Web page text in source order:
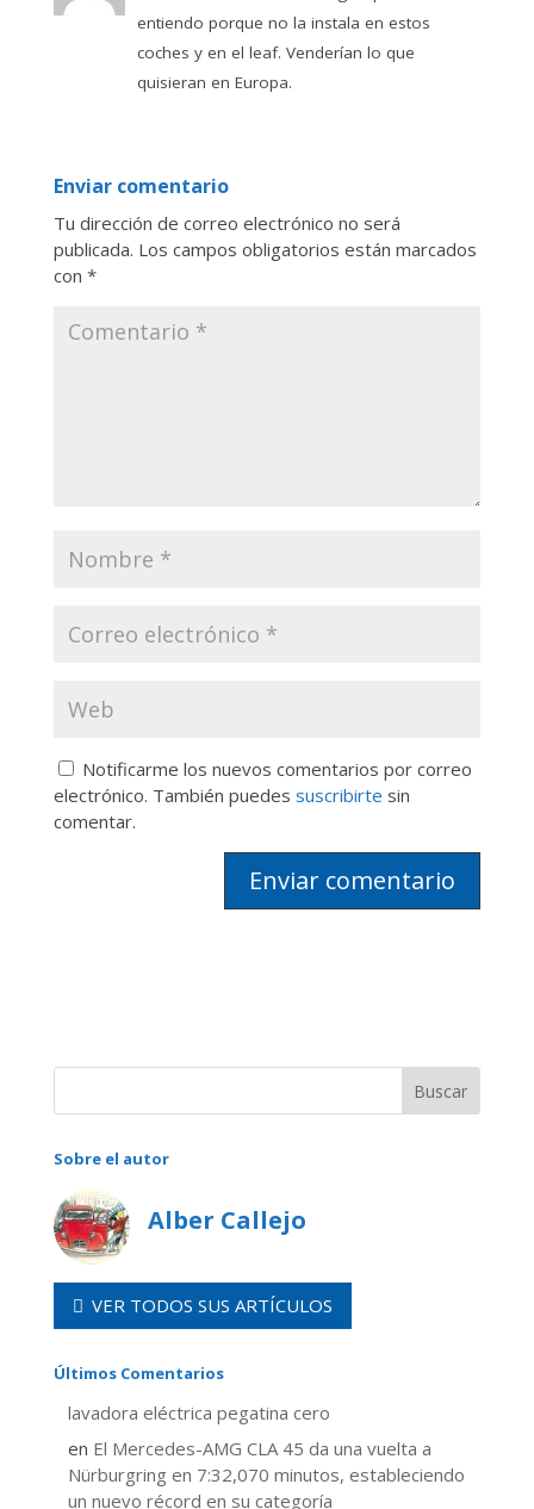
entiendo porque no la instala en estos
coches y en el leaf. Venderían lo que
quisieran en Europa.
Enviar comentario
Tu dirección de correo electrónico no será
publicada. Los campos obligatorios están marcados
con *
Notificarme los nuevos comentarios por correo
electrónico. También puedes suscribirte sin
comentar.
Sobre el autor
Alber Callejo
VER TODOS SUS ARTÍCULOS
Últimos Comentarios
lavadora eléctrica pegatina cero
en El Mercedes-AMG CLA 45 da una vuelta a
Nürburgring en 7:32,070 minutos, estableciendo
un nuevo récord en su categoría